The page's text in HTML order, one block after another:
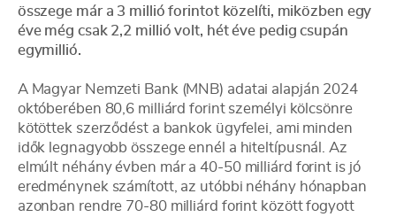
összege már a 3 millió forintot közelíti, miközben egy
éve még csak 2,2 millió volt, hét éve pedig csupán
egymillió.
A Magyar Nemzeti Bank (MNB) adatai alapján 2024
októberében 80,6 milliárd forint személyi kölcsönre
kötöttek szerződést a bankok ügyfelei, ami minden
idők legnagyobb összege ennél a hiteltípusnál. Az
elmúlt néhány évben már a 40-50 milliárd forint is jó
eredménynek számított, az utóbbi néhány hónapban
azonban rendre 70-80 milliárd forint között fogyott